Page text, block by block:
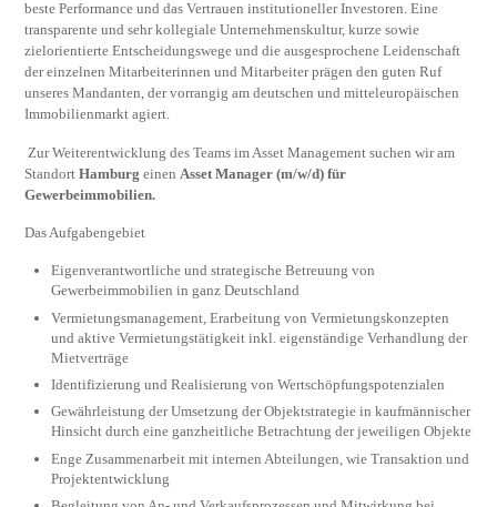
beste Performance und das Vertrauen institutioneller Investoren. Eine
transparente und sehr kollegiale Unternehmenskultur, kurze sowie
zielorientierte Entscheidungswege und die ausgesprochene Leidenschaft
der einzelnen Mitarbeiterinnen und Mitarbeiter prägen den guten Ruf
unseres Mandanten, der vorrangig am deutschen und mitteleuropäischen
Immobilienmarkt agiert.
Zur Weiterentwicklung des Teams im Asset Management suchen wir am
StandortHamburg einen Asset Manager (m/w/d) für
Gewerbeimmobilien.
Das Aufgabengebiet
Eigenverantwortliche und strategische Betreuung von
Gewerbeimmobilien in ganz Deutschland
Vermietungsmanagement, Erarbeitung von Vermietungskonzepten
und aktive Vermietungstätigkeit inkl. eigenständige Verhandlung der
Mietverträge
Identifizierung und Realisierung von Wertschöpfungspotenzialen
Gewährleistung der Umsetzung der Objektstrategie in kaufmännischer
Hinsicht durch eine ganzheitliche Betrachtung der jeweiligen Objekte
Enge Zusammenarbeit mit internen Abteilungen, wie Transaktion und
Projektentwicklung